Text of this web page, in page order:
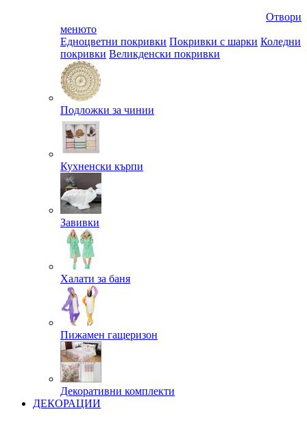
Отвори
менюто
Едноцветни покривки Покривки с шарки Коледни
покривки Великденски покривки
Подложки за чинии
Кухненски кърпи
Завивки
Халати за баня
Пижамен гащеризон
Декоративни комплекти
ДЕКОРАЦИИ